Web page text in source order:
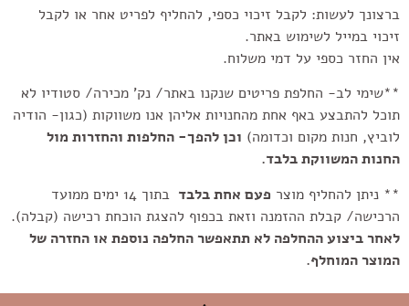
ברצונך לעשות: לקבל זיכוי כספי, להחליף לפריט אחר או לקבל
זיכוי במייל לשימוש באתר.
אין החזר כספי על דמי משלוח.
**שימי לב- החלפת פריטים שנקנו באתר/ נק' מכירה/ סטודיו לא
תוכל להתבצע באף אחת מהחנויות אליהן אנו משווקות (כגון- הודיה
לוביץ, חנות מקום וכדומה) וכן להפך- החלפות והחזרות מול
החנות המשווקת בלבד.
** ניתן להחליף מוצר פעם אחת בלבד
בתוך 14 ימים ממועד
הרכישה/ קבלת ההזמנה וזאת בכפוף להצגת הוכחת רכישה (קבלה).
לאחר ביצוע ההחלפה לא תתאפשר החלפה נוספת או החזרה של
המוצר המוחלף.